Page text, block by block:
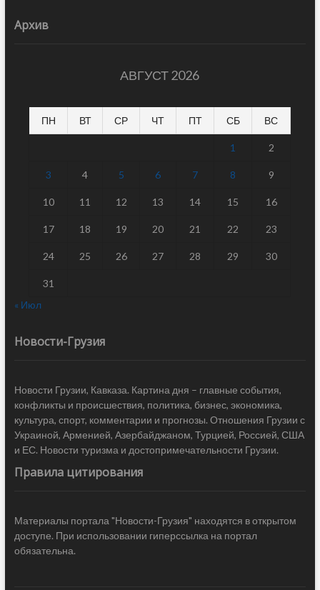
Архив
АВГУСТ 2026
ПН ВТ СР ЧТ ПТ СБ ВС
1 2
3 4 5 6 7 8 9
10 11 12 13 14 15 16
17 18 19 20 21 22 23
24 25 26 27 28 29 30
31
« Июл
Новости-Грузия
Новости Грузии, Кавказа. Картина дня – главные события,
конфликты и происшествия, политика, бизнес, экономика,
культура, спорт, комментарии и прогнозы. Отношения Грузии с
Украиной, Арменией, Азербайджаном, Турцией, Россией, США
и ЕС. Новости туризма и достопримечательности Грузии.
Правила цитирования
Материалы портала "Новости-Грузия" находятся в открытом
доступе. При использовании гиперссылка на портал
обязательна.